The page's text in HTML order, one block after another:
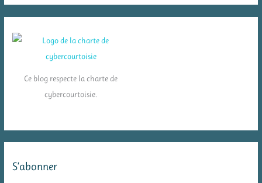
Ce blog respecte la charte de
cybercourtoisie.
S’abonner